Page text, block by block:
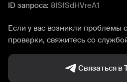
ID запроса: 8ISfSdHVreA1
Если у вас возникли проблемы
проверки, свяжитесь со
Связаться в